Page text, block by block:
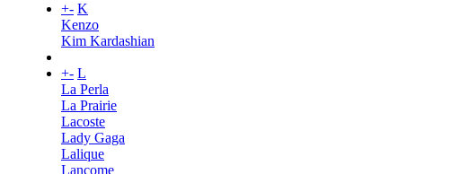
+- K
Kenzo
Kim Kardashian
+- L
La Perla
La Prairie
Lacoste
Lady Gaga
Lalique
Lancome